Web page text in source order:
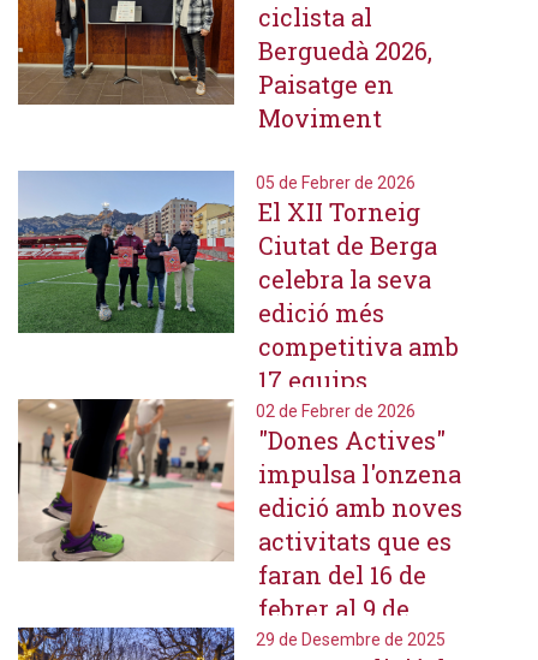
ciclista al
Berguedà 2026,
Paisatge en
Moviment
05 de Febrer de 2026
El XII Torneig
Ciutat de Berga
celebra la seva
edició més
competitiva amb
17 equips
benjamins
procedents de tot
l'Estat
02 de Febrer de 2026
"Dones Actives"
impulsa l'onzena
edició amb noves
activitats que es
faran del 16 de
febrer al 9 de
maig a l'Espai
29 de Desembre de 2025